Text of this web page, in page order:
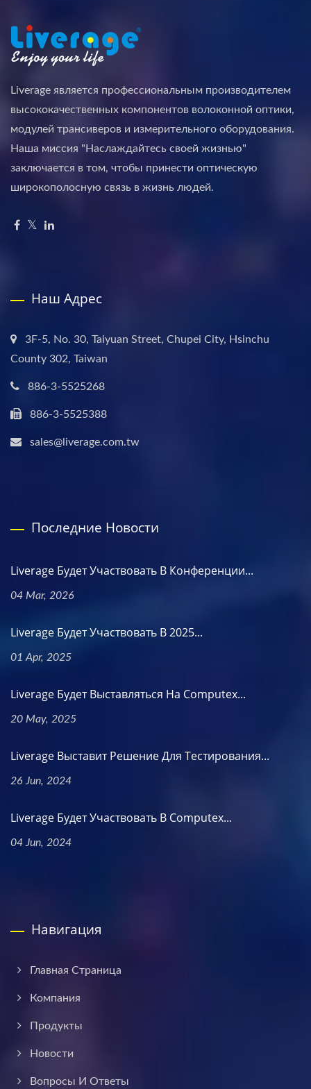
Liverage является профессиональным производителем
высококачественных компонентов волоконной оптики,
модулей трансиверов и измерительного оборудования.
Наша миссия "Наслаждайтесь своей жизнью"
заключается в том, чтобы принести оптическую
широкополосную связь в жизнь людей.
Наш Адрес
3F-5, No. 30, Taiyuan Street, Chupei City, Hsinchu
County 302, Taiwan
886-3-5525268
886-3-5525388
sales@liverage.com.tw
Последние Новости
Liverage Будет Участвовать В Конференции...
04 Mar, 2026
Liverage Будет Участвовать В 2025...
01 Apr, 2025
Liverage Будет Выставляться На Computex...
20 May, 2025
Liverage Выставит Решение Для Тестирования...
26 Jun, 2024
Liverage Будет Участвовать В Computex...
04 Jun, 2024
Навигация
Главная Страница
Компания
Продукты
Новости
Вопросы И Ответы